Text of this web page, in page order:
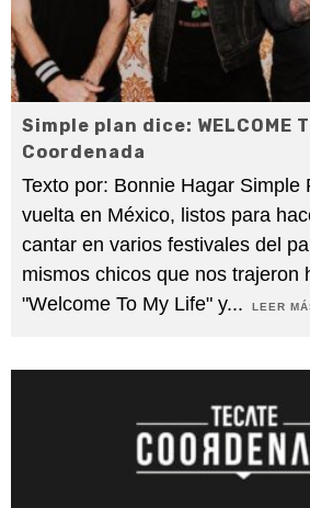
Simple plan dice: WELCOME
Coordenada
Texto por: Bonnie Hagar Simple
vuelta en México, listos para
cantar en varios festivales del
mismos chicos que nos trajeron
"Welcome To My Life" y... LEER